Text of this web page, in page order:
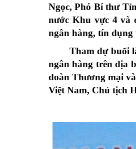
Ngọc, Phó Bí thư
nước Khu vực 4 và
ngân hàng, tín
Tham dự buổi
ngân hàng trên địa
đoàn Thương mại
Việt Nam, Chủ tịch